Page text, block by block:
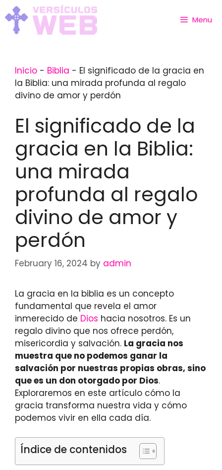
Skip
to
content
Menu
Inicio - Biblia - El significado de la gracia en
la Biblia: una mirada profunda al regalo
divino de amor y perdón
El significado de la
gracia en la Biblia:
una mirada
profunda al regalo
divino de amor y
perdón
February 16, 2024 by admin
La gracia en la biblia es un concepto
fundamental que revela el amor
inmerecido de Dios hacia nosotros. Es un
regalo divino que nos ofrece perdón,
misericordia y salvación. La gracia nos
muestra que no podemos ganar la
salvación por nuestras propias obras, sino
que es un don otorgado por Dios.
Exploraremos en este artículo cómo la
gracia transforma nuestra vida y cómo
podemos vivir en ella cada día.
Índice de contenidos